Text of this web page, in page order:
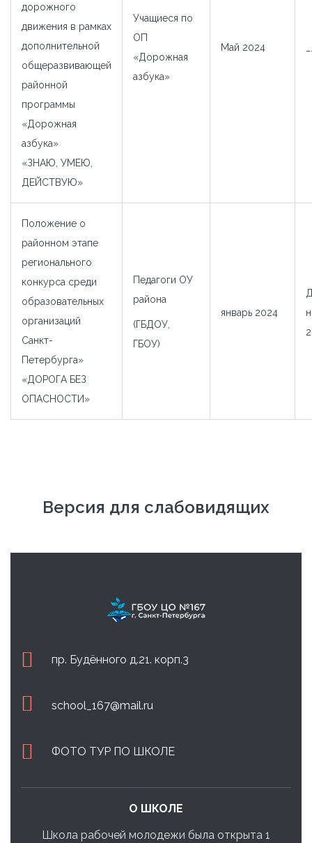
дорожного
движения в рамках
дополнительной
общеразвивающей
районной
программы
«Дорожная
азбука»
«ЗНАЮ, УМЕЮ,
ДЕЙСТВУЮ»
Учащиеся по
ОП
«Дорожная
азбука»
Май 2024
Положение о
районном этапе
регионального
конкурса среди
образовательных
организаций
Санкт-
Петербурга»
«ДОРОГА БЕЗ
ОПАСНОСТИ»
Педагоги ОУ
района
(ГБДОУ,
ГБОУ)
январь 2024
Версия для слабовидящих
пр. Будённого д.21. корп.3
school_167@mail.ru
ФОТО ТУР ПО ШКОЛЕ
О ШКОЛЕ
Школа рабочей молодежи была открыта 1